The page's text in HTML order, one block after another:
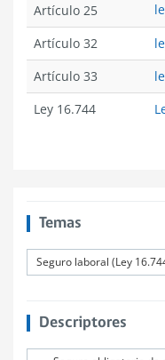
Artículo 25
Artículo 32
Artículo 33
Ley 16.744
Temas
Seguro laboral (Ley
Descriptores